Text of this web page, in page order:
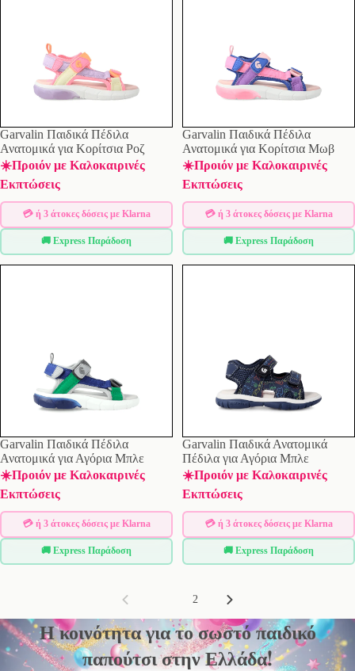
Garvalin Παιδικά Πέδιλα
Ανατομικά για Κορίτσια Ροζ
☀️Προιόν με Καλοκαιρινές
Εκπτώσεις
💳 ή 3 άτοκες δόσεις με Klarna
🚚 Express Παράδοση
Garvalin Παιδικά Πέδιλα
Ανατομικά για Κορίτσια Μωβ
☀️Προιόν με Καλοκαιρινές
Εκπτώσεις
💳 ή 3 άτοκες δόσεις με Klarna
🚚 Express Παράδοση
Garvalin Παιδικά Πέδιλα
Ανατομικά για Αγόρια Μπλε
☀️Προιόν με Καλοκαιρινές
Εκπτώσεις
💳 ή 3 άτοκες δόσεις με Klarna
🚚 Express Παράδοση
Garvalin Παιδικά Ανατομικά
Πέδιλα για Αγόρια Μπλε
☀️Προιόν με Καλοκαιρινές
Εκπτώσεις
💳 ή 3 άτοκες δόσεις με Klarna
🚚 Express Παράδοση
2
Η κοινότητα για το σωστό παιδικό
παπούτσι στην Ελλάδα!